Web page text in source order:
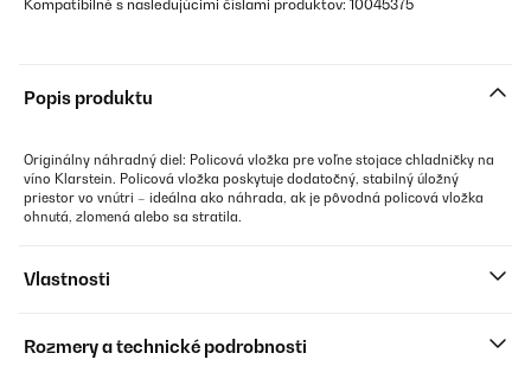
Kompatibilné s nasledujúcimi číslami produktov: 10045375
Popis produktu
Originálny náhradný diel: Policová vložka pre voľne stojace chladničky na
víno Klarstein. Policová vložka poskytuje dodatočný, stabilný úložný
priestor vo vnútri – ideálna ako náhrada, ak je pôvodná policová vložka
ohnutá, zlomená alebo sa stratila.
Vlastnosti
Rozmery a technické podrobnosti